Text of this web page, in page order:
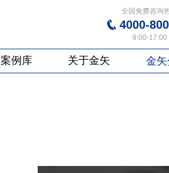
全国免费咨询
4000-
9:00-17:00
案例库 关于金矢 金